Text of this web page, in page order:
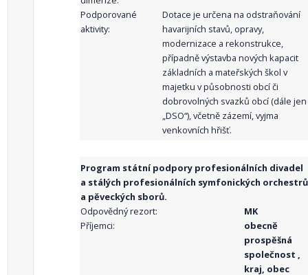
Podporované
aktivity:
Dotace je určena na odstraňování
havarijních stavů, opravy,
modernizace a rekonstrukce,
případně výstavba nových kapacit
základních a mateřských škol v
majetku v působnosti obcí či
dobrovolných svazků obcí (dále jen
„DSO“), včetně zázemí, vyjma
venkovních hřišť.
Program státní podpory profesionálních divadel
a stálých profesionálních symfonických orchestrů
a pěveckých sborů.
Odpovědný rezort:
MK
Příjemci:
obecně
prospěšná
společnost ,
kraj, obec